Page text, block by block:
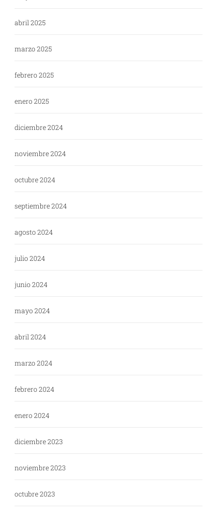
abril 2025
marzo 2025
febrero 2025
enero 2025
diciembre 2024
noviembre 2024
octubre 2024
septiembre 2024
agosto 2024
julio 2024
junio 2024
mayo 2024
abril 2024
marzo 2024
febrero 2024
enero 2024
diciembre 2023
noviembre 2023
octubre 2023